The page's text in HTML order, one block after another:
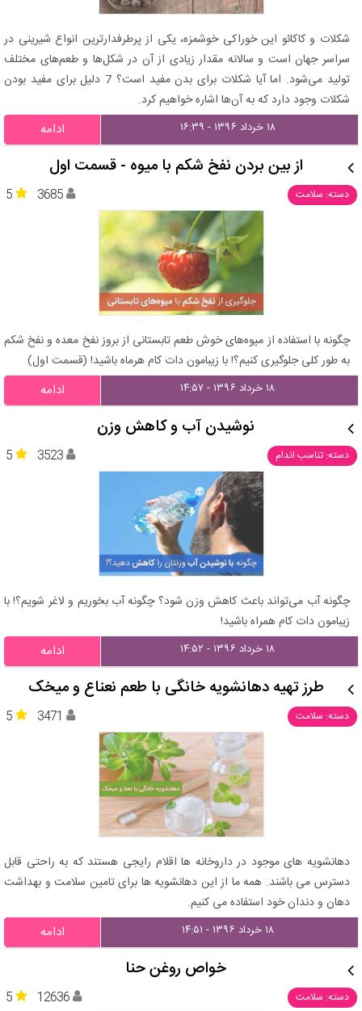
شکلات و کاکائو این خوراکی خوشمزه، یکی از پرطرفدارترین انواع شیرینی در
سراسر جهان است و سالانه مقدار زیادی از آن در شکل‌ها و طعم‌های مختلف
تولید می‌شود. اما آیا شکلات برای بدن مفید است؟ 7 دلیل برای مفید بودن
شکلات وجود دارد که به آن‌ها اشاره خواهیم کرد.
۱۸ خرداد ۱۳۹۶ - ۱۶:۳۹ ادامه
از بین بردن نفخ شکم با میوه - قسمت اول
دسته: سلامت 5 3685
چگونه با استفاده از میوه‌های خوش طعم تابستانی از بروز نفخ معده و نفخ شکم
به طور کلی جلوگیری کنیم؟! با زیبامون دات کام هرماه باشید! (قسمت اول)
۱۸ خرداد ۱۳۹۶ - ۱۴:۵۷ ادامه
نوشیدن آب و کاهش وزن
دسته: تناسب اندام 5 3523
چگونه آب می‌تواند باعث کاهش وزن شود؟ چگونه آب بخوریم و لاغر شویم؟! با
زیبامون دات کام همراه باشید!
۱۸ خرداد ۱۳۹۶ - ۱۴:۵۲ ادامه
طرز تهیه دهانشویه خانگی با طعم نعناع و میخک
دسته: سلامت 5 3471
دهانشویه های موجود در داروخانه ها اقلام رایجی هستند که به راحتی قابل
دسترس می باشند. همه ما از این دهانشویه ها برای تامین سلامت و بهداشت
دهان و دندان خود استفاده می کنیم.
۱۸ خرداد ۱۳۹۶ - ۱۴:۵۱ ادامه
خواص روغن حنا
دسته: سلامت 5 12636